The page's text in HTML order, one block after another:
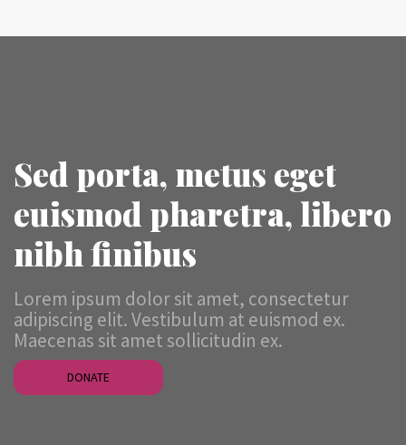
Sed porta, metus eget
euismod pharetra, libero
nibh finibus
Lorem ipsum dolor sit amet, consectetur
adipiscing elit. Vestibulum at euismod ex.
Maecenas sit amet sollicitudin ex.
DONATE